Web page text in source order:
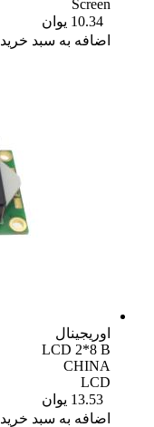
Screen
10.34 یوان
اضافه به سبد خرید
اوریجینال
LCD 2*8 B
CHINA
LCD
13.53 یوان
اضافه به سبد خرید